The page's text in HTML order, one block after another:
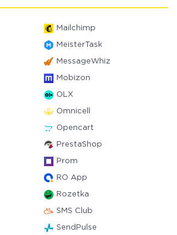
Mailchimp
MeisterTask
MessageWhiz
Mobizon
OLX
Omnicell
Opencart
PrestaShop
Prom
RO App
Rozetka
SMS Club
SendPulse